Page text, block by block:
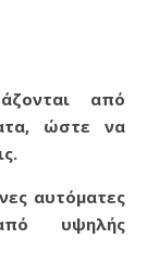
από
ώστε να
αυτόματες
υψηλής